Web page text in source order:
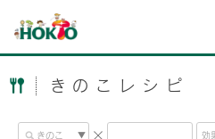
きのこレシピ